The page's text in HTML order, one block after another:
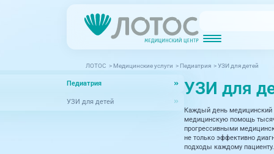
ЛОТОС > Медицинские услуги > Педиатрия >УЗИ для детей
Педиатрия
УЗИ для детей
УЗИ для
Каждый день медицинский
медицинскую помощь
прогрессивными
не только эффективно
подходы каждому пациенту.
Акции
Превентэйдж
МРТ (Магнитно-резонансная томография) КТ